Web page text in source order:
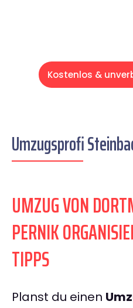
Kostenlos &
Umzugsprofi
UMZUG VON
PERNIK
TIPPS
Planst du einen